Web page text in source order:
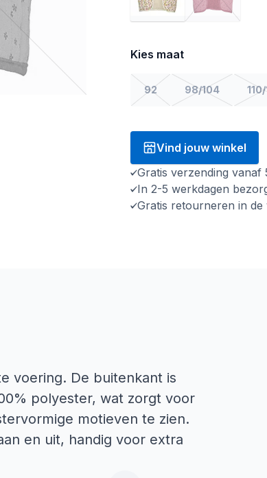
Kies maat
92 98/104 110/
Vind jouw winkel
Gratis verzending vanaf
In 2-5 werkdagen
Gratis retourneren in de
voering. De buitenkant is
polyester, wat zorgt voor
motieven te zien.
en uit, handig voor extra